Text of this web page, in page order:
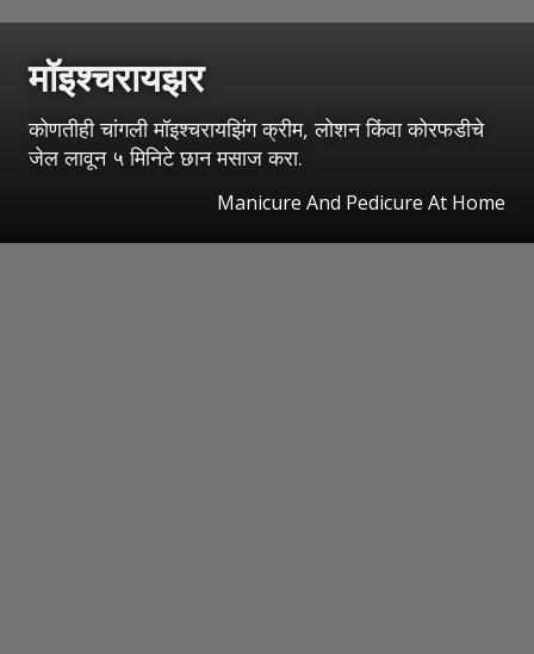
मॉइश्चरायझर
कोणतीही चांगली मॉइश्चरायझिंग क्रीम, लोशन किंवा कोरफडीचे
जेल लावून ५ मिनिटे छान मसाज करा.
Manicure And Pedicure At Home